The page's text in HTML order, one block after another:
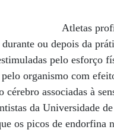
Atletas
ou depois da
pelo esforço
organismo com
associadas à
da Universidade
os picos de endorfina